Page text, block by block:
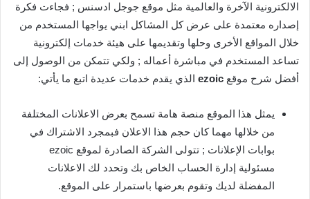
الالكترونية الآخرة والعالمية مثل موقع جوجل ادسنس ; فجاءت فكرة
إصداره معتمدة على عرض كل المشاكل ابني يواجها المستخدم من
خلال المواقع الأخرى وحلها وتقديمها على هيئة خدمات إلكترونية
تساعد المستخدم في مباشرة أعماله ; ولكي تتمكن من الوصول إلى
أفضل شرح موقع ezoic الذي يقدم خدمات عديدة اتبع ما يأتي:
يمثل هذا الموقع منصة هامة تسمح بعرض الاعلانات المختلفة
من خلالها مهما كان حجم هذا الاعلان فبمجرد الاشتراك في
بوابات الإعلانات ; تتولى الشركة الصادرة لموقع ezoic
مسئولية إدارة الحساب الخاص بك وتحدد لك الاعلانات
المفضلة لديك وتقوم بعرضها باستمرار على الموقع.